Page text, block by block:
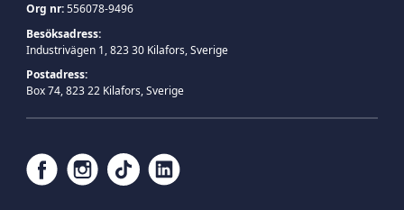
Org nr:556078-9496
Besöksadress:
Industrivägen 1, 823 30 Kilafors, Sverige
Postadress:
Box 74, 823 22 Kilafors, Sverige
f
i
t
l